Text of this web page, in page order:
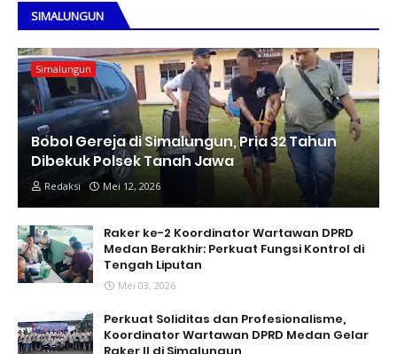
SIMALUNGUN
Simalungun
Bobol Gereja di Simalungun, Pria 32 Tahun
Dibekuk Polsek Tanah Jawa
Redaksi Mei 12, 2026
Raker ke-2 Koordinator Wartawan DPRD
Medan Berakhir: Perkuat Fungsi Kontrol di
Tengah Liputan
Mei 03, 2026
Perkuat Soliditas dan Profesionalisme,
Koordinator Wartawan DPRD Medan Gelar